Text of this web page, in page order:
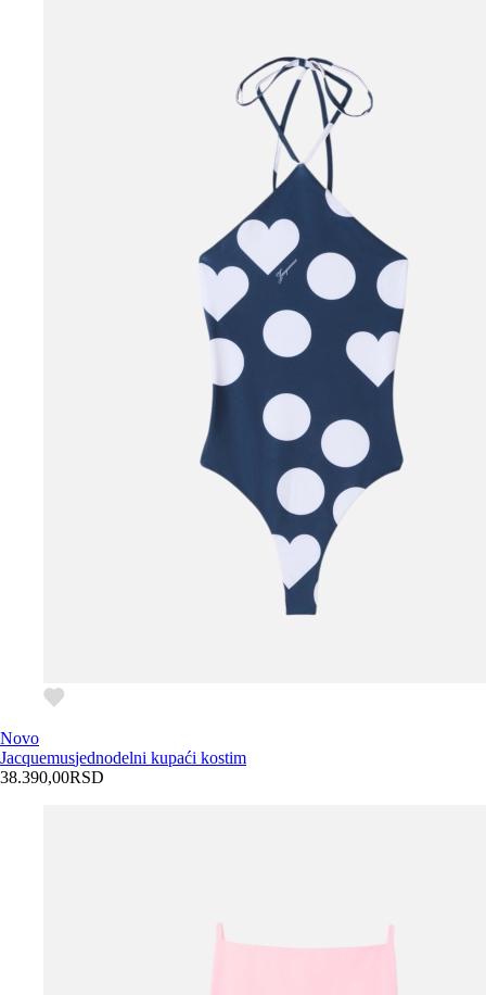
Novo
Jacquemusjednodelni kupaći kostim
38.390,00RSD